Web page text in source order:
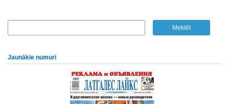
Jaunākie numuri